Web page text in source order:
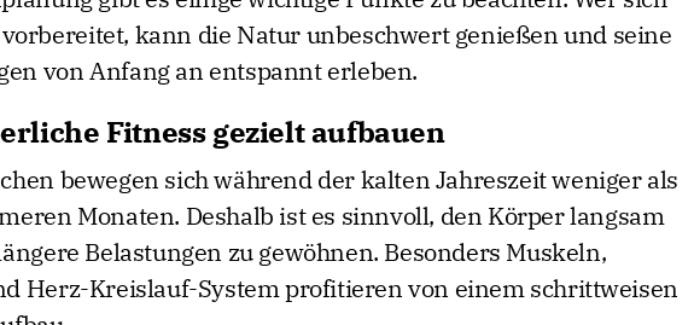
kann die Natur unbeschwert genießen und seine
von Anfang an entspannt erleben.
Fitness gezielt aufbauen
bewegen sich während der kalten Jahreszeit weniger als
Monaten. Deshalb ist es sinnvoll, den Körper langsam
Belastungen zu gewöhnen. Besonders Muskeln,
Herz-Kreislauf-System profitieren von einem schrittweisen